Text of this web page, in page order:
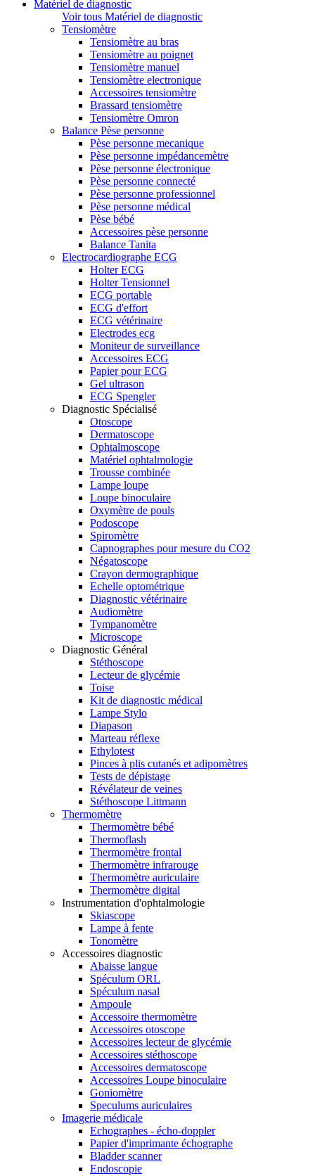
Matériel de diagnostic
Voir tous Matériel de diagnostic
Tensiomètre
Tensiomètre au bras
Tensiomètre au poignet
Tensiomètre manuel
Tensiomètre electronique
Accessoires tensiomètre
Brassard tensiomètre
Tensiomètre Omron
Balance Pèse personne
Pèse personne mecanique
Pèse personne impédancemètre
Pèse personne électronique
Pèse personne connecté
Pèse personne professionnel
Pèse personne médical
Pèse bébé
Accessoires pèse personne
Balance Tanita
Electrocardiographe ECG
Holter ECG
Holter Tensionnel
ECG portable
ECG d'effort
ECG vétérinaire
Electrodes ecg
Moniteur de surveillance
Accessoires ECG
Papier pour ECG
Gel ultrason
ECG Spengler
Diagnostic Spécialisé
Otoscope
Dermatoscope
Ophtalmoscope
Matériel ophtalmologie
Trousse combinée
Lampe loupe
Loupe binoculaire
Oxymètre de pouls
Podoscope
Spiromètre
Capnographes pour mesure du CO2
Négatoscope
Crayon dermographique
Echelle optométrique
Diagnostic vétérinaire
Audiomètre
Tympanomètre
Microscope
Diagnostic Général
Stéthoscope
Lecteur de glycémie
Toise
Kit de diagnostic médical
Lampe Stylo
Diapason
Marteau réflexe
Ethylotest
Pinces à plis cutanés et adipomètres
Tests de dépistage
Révélateur de veines
Stéthoscope Littmann
Thermomètre
Thermomètre bébé
Thermoflash
Thermomètre frontal
Thermomètre infrarouge
Thermomètre auriculaire
Thermomètre digital
Instrumentation d'ophtalmologie
Skiascope
Lampe à fente
Tonomètre
Accessoires diagnostic
Abaisse langue
Spéculum ORL
Spéculum nasal
Ampoule
Accessoire thermomètre
Accessoires otoscope
Accessoires lecteur de glycémie
Accessoires stéthoscope
Accessoires dermatoscope
Accessoires Loupe binoculaire
Goniomètre
Speculums auriculaires
Imagerie médicale
Echographes - écho-doppler
Papier d'imprimante échographe
Bladder scanner
Endoscopie